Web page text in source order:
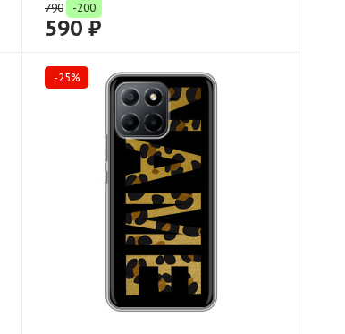
790 -200
590 ₽
-25%